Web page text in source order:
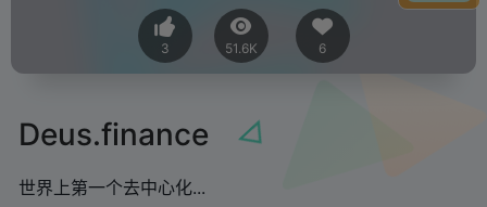
3 51.6K 6
Deus.finance
世界上第一个去中心化...